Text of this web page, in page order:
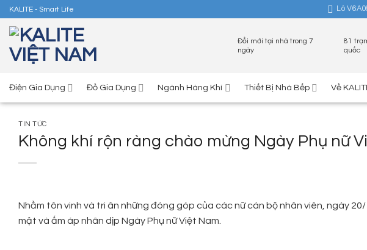
Skip
content
KALITE - Smart Life Lô
81
quốc
Đổi mới tại nhà trong 7
ngày
Điện Gia Dụng Đồ Gia Dụng Ngành Hàng Khí Thiết Bị Nhà Bếp Về
TIN TỨC
Không khí rộn ràng chào mừng Ngày Phụ nữ
Nhằm tôn vinh và tri ân những đóng góp của các nữ cán bộ nhân viên, ngày
mật và ấm áp nhân dịp Ngày Phụ nữ Việt Nam.